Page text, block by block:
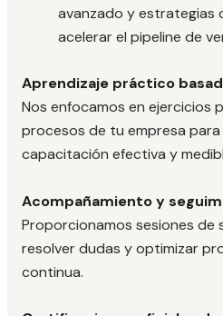
avanzado y estrategias
acelerar el pipeline de
Aprendizaje práctico
Nos enfocamos en ejercicios
procesos de tu empresa
capacitación efectiva y
Acompañamiento y
Proporcionamos sesiones de
resolver dudas y optimizar
continua.